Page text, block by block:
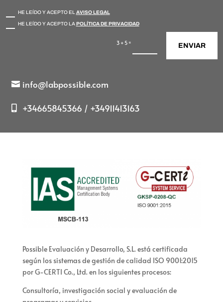
HE LEÍDO Y ACEPTO ELAVISO LEGAL
HE LEÍDO Y ACEPTO LA POLÍTICA DE PRIVACIDAD
3 + 5= ENVIAR
info@labpossible.com
+34665845366 / +34911413163
Possible Evaluación y Desarrollo, S.L. está certificada
según los sistemas de gestión de calidad ISO 9001:2015
por G-CERTI Co., Ltd. en los siguientes procesos:
Consultoría, investigación social y evaluación de